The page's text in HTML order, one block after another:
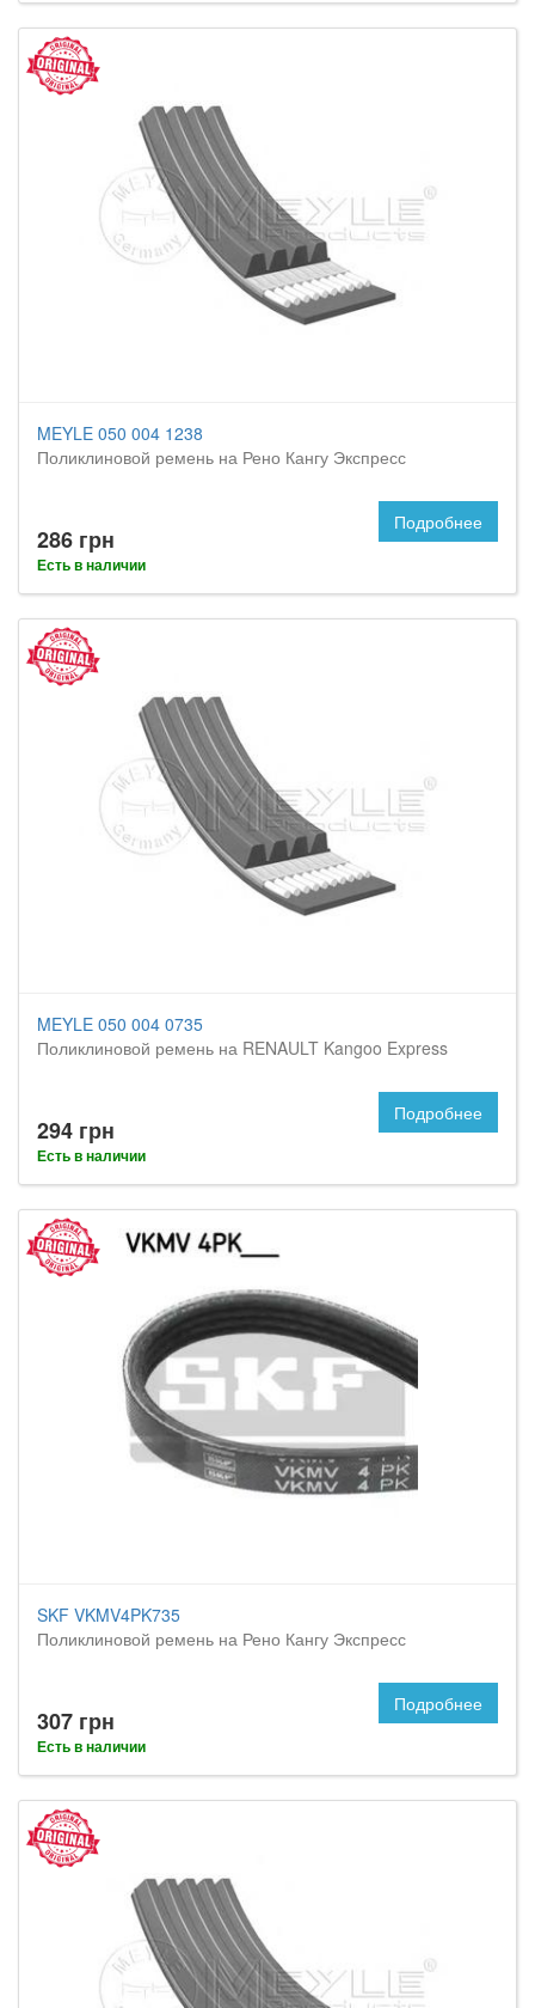
MEYLE 050 004 1238
Поликлиновой ремень на Рено Кангу Экспресс
286 грн
Есть в наличии
Подробнее
MEYLE 050 004 0735
Поликлиновой ремень на RENAULT Kangoo Express
294 грн
Есть в наличии
Подробнее
SKF VKMV4PK735
Поликлиновой ремень на Рено Кангу Экспресс
307 грн
Есть в наличии
Подробнее